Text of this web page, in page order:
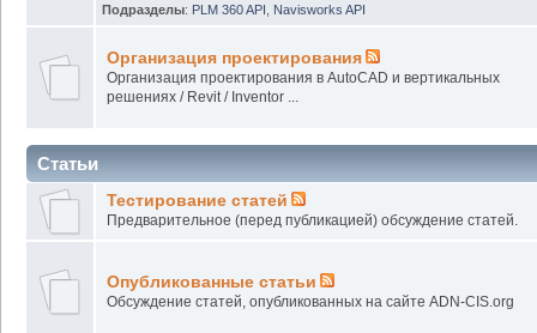
Подразделы: PLM 360 API Navisworks API
Организация проектирования
Организация проектирования в AutoCAD и вертикальных
решениях / Revit / Inventor ...
Статьи
Тестирование статей
Предварительное (перед публикацией) обсуждение статей.
Опубликованные статьи
Обсуждение статей, опубликованных на сайте ADN-CIS.org